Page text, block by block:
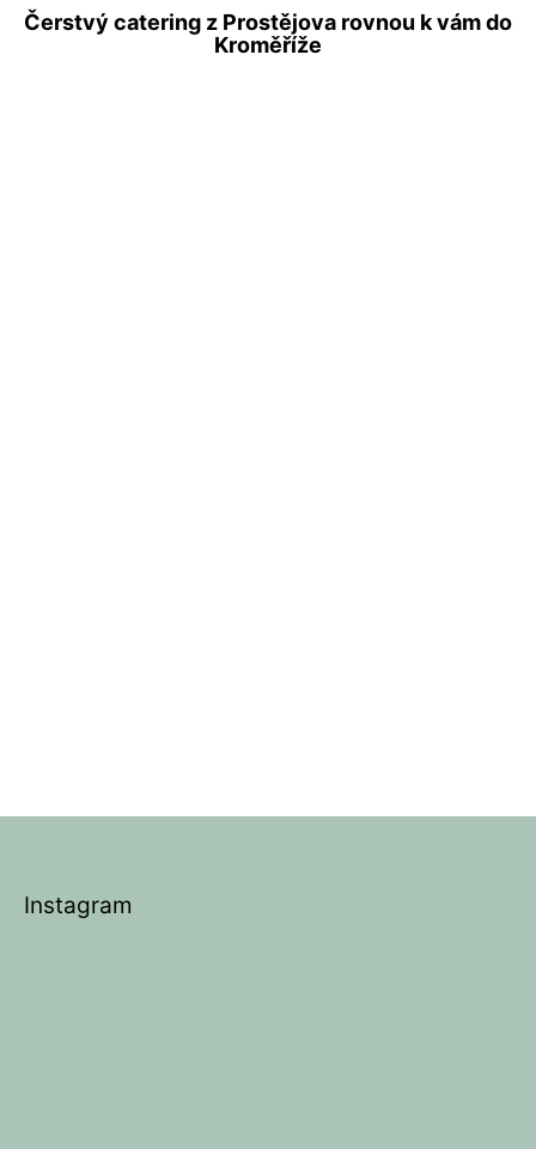
Čerstvý catering z Prostějova rovnou k vám do
Kroměříže
Instagram